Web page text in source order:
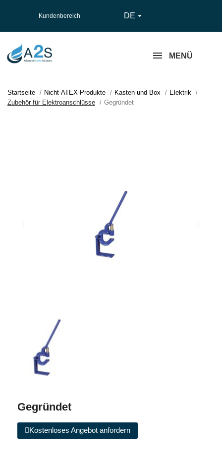
Kundenbereich DE 
MENÜ
Startseite Nicht-ATEX-Produkte Kasten und Box
Elektrik
Zubehör für Elektroanschlüsse
Gegründet
Gegründet
Kostenloses Angebot anfordern